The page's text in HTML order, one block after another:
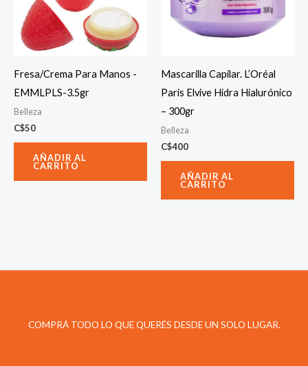
Fresa/Crema Para Manos -
EMMLPLS-3.5gr
Belleza
C$50
AÑADIR AL
CARRITO
Mascarilla Capilar. L’Oréal
Paris Elvive Hidra Hialurónico
– 300gr
Belleza
C$400
AÑADIR AL
CARRITO
COMPRÁ TODO LO QUE QUERÉS DESDE UN SOLO LUGAR.